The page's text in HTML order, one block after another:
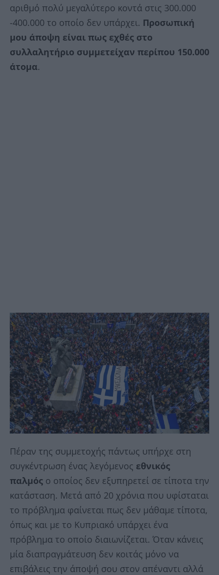
αριθμό πολύ μεγαλύτερο κοντά στις 300.000
-400.000 το οποίο δεν υπάρχει. Προσωπική
μου άποψη είναι πως εχθές στο
συλλαλητήριο συμμετείχαν περίπου 150.000
άτομα.
Πέραν της συμμετοχής πάντως υπήρχε στη
συγκέντρωση ένας λεγόμενος εθνικός
παλμός ο οποίος δεν εξυπηρετεί σε τίποτα την
κατάσταση. Μετά από 20 χρόνια που υφίσταται
το πρόβλημα φαίνεται πως δεν μάθαμε τίποτα,
όπως και με το Κυπριακό υπάρχει ένα
πρόβλημα το οποίο διαιωνίζεται. Όταν κάνεις
μία διαπραγμάτευση δεν κοιτάς μόνο να
επιβάλεις την άποψή σου στον απέναντι αλλά